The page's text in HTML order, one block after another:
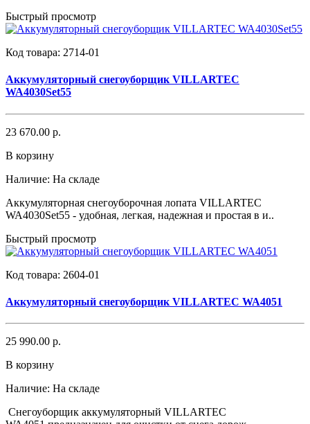
Быстрый просмотр
Код товара: 2714-01
Аккумуляторный снегоуборщик VILLARTEC
WA4030Set55
23 670.00 р.
В корзину
Наличие: На складе
Аккумуляторная снегоуборочная лопата VILLARTEC
WA4030Set55 - удобная, легкая, надежная и простая в и..
Быстрый просмотр
Код товара: 2604-01
Аккумуляторный снегоуборщик VILLARTEC WA4051
25 990.00 р.
В корзину
Наличие: На складе
Снегоуборщик аккумуляторный VILLARTEC